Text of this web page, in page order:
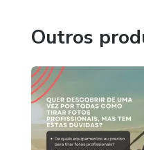
Outros